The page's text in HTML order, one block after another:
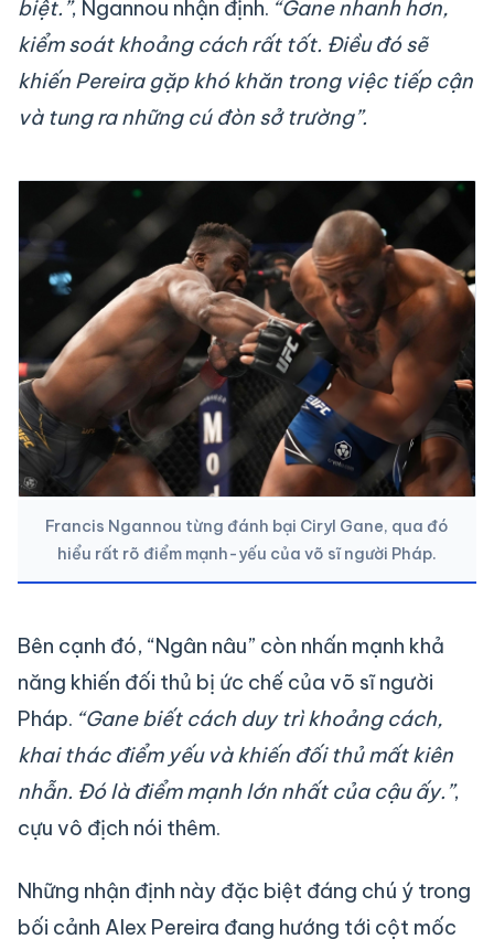
biệt.”, Ngannou nhận định. “Gane nhanh hơn,
kiểm soát khoảng cách rất tốt. Điều đó sẽ
khiến Pereira gặp khó khăn trong việc tiếp cận
và tung ra những cú đòn sở trường”.
Francis Ngannou từng đánh bại Ciryl Gane, qua đó
hiểu rất rõ điểm mạnh-yếu của võ sĩ người Pháp.
Bên cạnh đó, “Ngân nâu” còn nhấn mạnh khả
năng khiến đối thủ bị ức chế của võ sĩ người
Pháp. “Gane biết cách duy trì khoảng cách,
khai thác điểm yếu và khiến đối thủ mất kiên
nhẫn. Đó là điểm mạnh lớn nhất của cậu ấy.”,
cựu vô địch nói thêm.
Những nhận định này đặc biệt đáng chú ý trong
bối cảnh Alex Pereira đang hướng tới cột mốc